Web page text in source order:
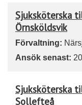
Sjuksköterska
Örnsköldsvik
Förvaltning:
Ansök senast:
Sjuksköterska
Sollefteå